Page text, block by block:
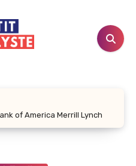
of America Merrill Lynch